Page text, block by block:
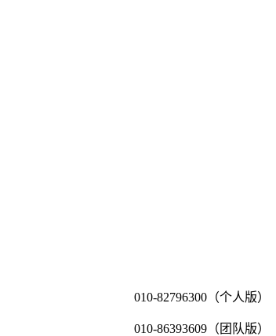
010-82796300（个人版）
010-86393609（团队版）